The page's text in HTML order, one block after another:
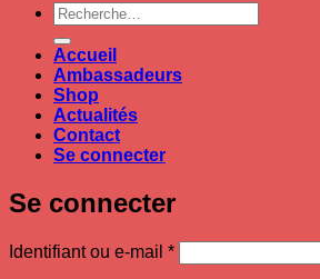
Recherche
pour :
Accueil
Ambassadeurs
Shop
Actualités
Contact
Se connecter
Se connecter
Identifiant ou e-mail *Obligatoire